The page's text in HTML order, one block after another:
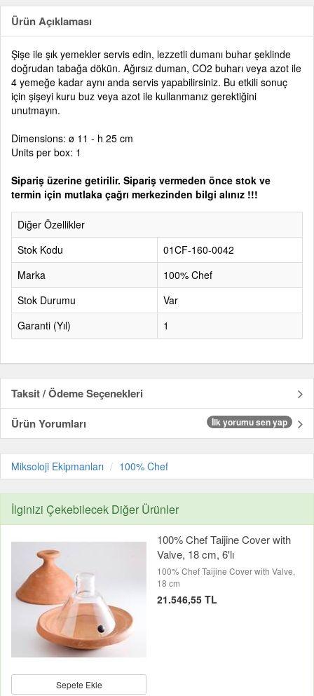
Ürün Açıklaması
Şişe ile şık yemekler servis edin, lezzetli dumanı buhar şeklinde
doğrudan tabağa dökün. Ağırsız duman, CO2 buharı veya azot ile
4 yemeğe kadar aynı anda servis yapabilirsiniz. Bu etkili sonuç
için şişeyi kuru buz veya azot ile kullanmanız gerektiğini
unutmayın.
Dimensions: ø 11 - h 25 cm
Units per box: 1
Sipariş üzerine getirilir. Sipariş vermeden önce stok ve
termin için mutlaka çağrı merkezinden bilgi alınız !!!
Diğer Özellikler
Stok Kodu
01CF-160-0042
Marka
100% Chef
Stok Durumu
Var
Garanti (Yıl)
1
Taksit / Ödeme Seçenekleri
Ürün Yorumları
İlk yorumu sen yap
Miksoloji Ekipmanları 100% Chef
İlginizi Çekebilecek Diğer Ürünler
Sepete Ekle
100% Chef Taijine Cover with
Valve, 18 cm, 6'lı
100% Chef Taijine Cover with Valve,
18 cm
21.546,55 TL